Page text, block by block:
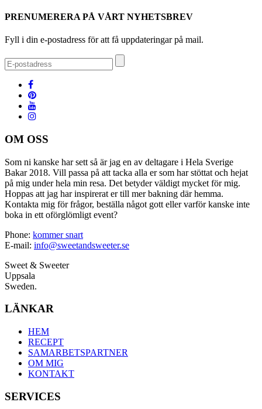
PRENUMERERA PÅ VÅRT NYHETSBREV
Fyll i din e-postadress för att få uppdateringar på mail.
OM OSS
Som ni kanske har sett så är jag en av deltagare i Hela Sverige
Bakar 2018. Vill passa på att tacka alla er som har stöttat och hejat
på mig under hela min resa. Det betyder väldigt mycket för mig.
Hoppas att jag har inspirerat er till mer bakning där hemma.
Kontakta mig för frågor, beställa något gott eller varför kanske inte
boka in ett oförglömligt event?
Phone: kommer snart
E-mail: info@sweetandsweeter.se
Sweet & Sweeter
Uppsala
Sweden.
LÄNKAR
HEM
RECEPT
SAMARBETSPARTNER
OM MIG
KONTAKT
SERVICES